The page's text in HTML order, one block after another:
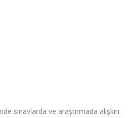
sınavlarda ve araştırmada alışkın